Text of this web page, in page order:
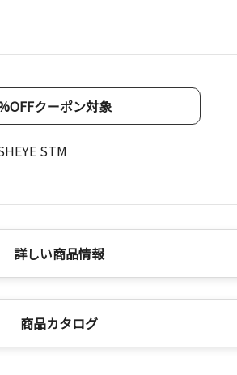
クーポン対象
STM
詳しい商品情報
商品カタログ